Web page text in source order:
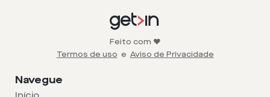
Feito com ❤️
Termos de uso e Aviso de Privacidade
Navegue